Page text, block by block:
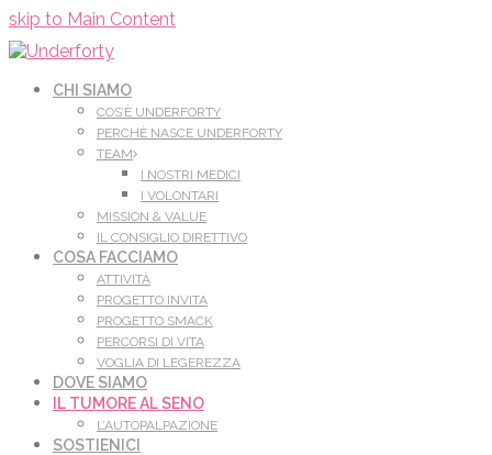
skip to Main Content
CHI SIAMO
COS’È UNDERFORTY
PERCHÈ NASCE UNDERFORTY
TEAM
I NOSTRI MEDICI
I VOLONTARI
MISSION & VALUE
IL CONSIGLIO DIRETTIVO
COSA FACCIAMO
ATTIVITÀ
PROGETTO INVITA
PROGETTO SMACK
PERCORSI DI VITA
VOGLIA DI LEGEREZZA
DOVE SIAMO
IL TUMORE AL SENO
L’AUTOPALPAZIONE
SOSTIENICI